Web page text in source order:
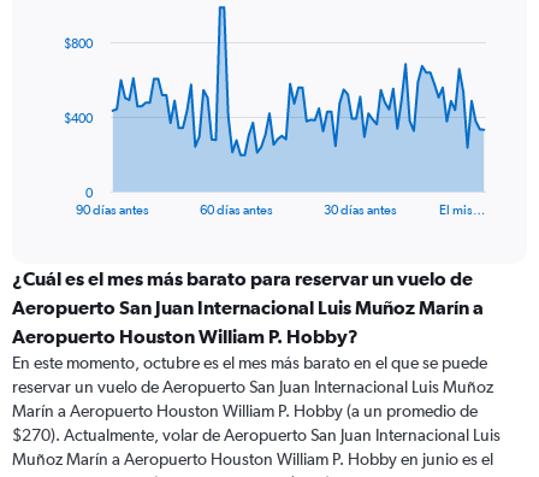
data
The
categories.
Range:
91
categories.
The
chart
has
1
Y
90 días antes 60 días antes 30 días antes El mis…
0
$400
$800
¿Cuál es el mes más barato para reservar un vuelo de
Aeropuerto San Juan Internacional Luis Muñoz Marín a
Aeropuerto Houston William P. Hobby?
En este momento, octubre es el mes más barato en el que se puede
reservar un vuelo de Aeropuerto San Juan Internacional Luis Muñoz
Marín a Aeropuerto Houston William P. Hobby (a un promedio de
$270). Actualmente, volar de Aeropuerto San Juan Internacional Luis
Muñoz Marín a Aeropuerto Houston William P. Hobby en junio es el